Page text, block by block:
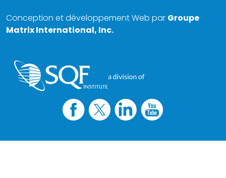
Conception et développement Web par Groupe
Matrix International, Inc.